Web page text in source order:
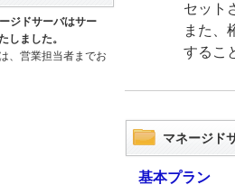
ジドサーバはサー
しました。
、営業担当者までお
セット
また、
するこ
マネージド
基本プラン